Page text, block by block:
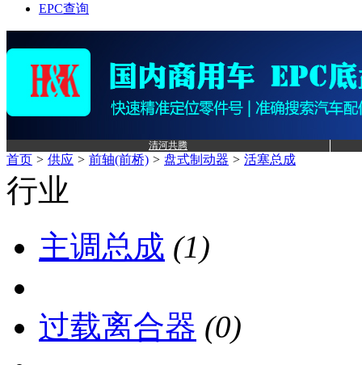
EPC查询
清河共腾
首页 > 供应 > 前轴(前桥) > 盘式制动器 > 活塞总成
行业
主调总成 (1)
过载离合器 (0)